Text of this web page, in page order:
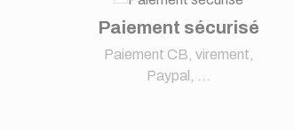
Paiement sécurisé
Paiement CB, virement,
Paypal, ...